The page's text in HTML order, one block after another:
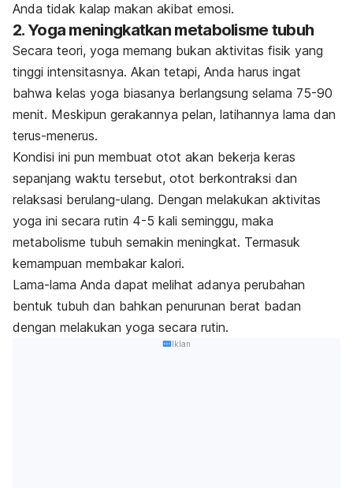
Anda tidak kalap makan akibat emosi.
2. Yoga meningkatkan metabolisme tubuh
Secara teori, yoga memang bukan aktivitas fisik yang
tinggi intensitasnya. Akan tetapi, Anda harus ingat
bahwa kelas yoga biasanya berlangsung selama 75-90
menit. Meskipun gerakannya pelan, latihannya lama dan
terus-menerus.
Kondisi ini pun membuat otot akan bekerja keras
sepanjang waktu tersebut, otot berkontraksi dan
relaksasi berulang-ulang. Dengan melakukan aktivitas
yoga ini secara rutin 4-5 kali seminggu, maka
metabolisme tubuh semakin meningkat. Termasuk
kemampuan membakar kalori.
Lama-lama Anda dapat melihat adanya perubahan
bentuk tubuh dan bahkan penurunan berat badan
dengan melakukan yoga secara rutin.
Iklan